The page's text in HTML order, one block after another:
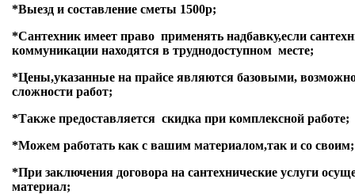
*Выезд и составление сметы 1500р;
*Сантехник имеет право применять надбавку,если
коммуникации находятся в труднодоступном месте;
*Цены,указанные на прайсе являются базовыми,
сложности работ;
*Также предоставляется скидка при комплексной работе;
*Можем работать как с вашим материалом,так и со своим;
*При заключения договора на сантехнические услуги
материал;